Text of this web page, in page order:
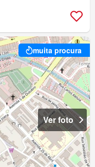
muita procura
Ver foto